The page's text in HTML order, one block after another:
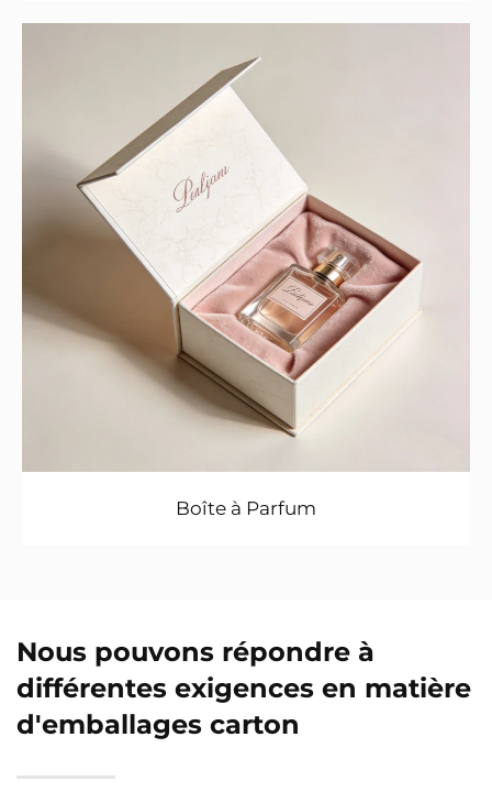
Boîte à Parfum
Nous pouvons répondre à
différentes exigences en matière
d'emballages carton